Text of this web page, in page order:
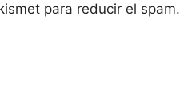
para reducir el spam.